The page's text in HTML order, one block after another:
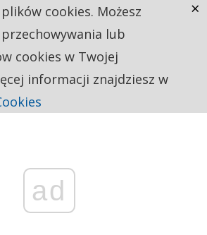
ad
cookies. Możesz
lub
cookies w Twojej
informacji znajdziesz w
×